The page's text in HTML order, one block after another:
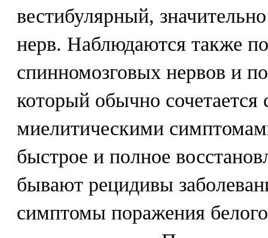
вестибулярный,
нерв. Наблюдаются также
спинномозговых нервов и
который обычно сочетается
миелитическими
быстрое и полное
бывают рецидивы
симптомы поражения